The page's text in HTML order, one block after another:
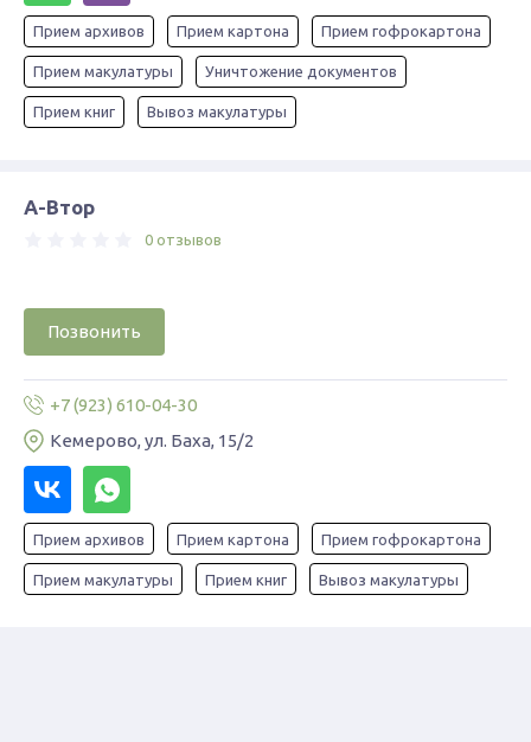
Прием архивов Прием картона Прием гофрокартона
Прием макулатуры Уничтожение документов
Прием книг Вывоз макулатуры
А-Втор
0 отзывов
Позвонить
+7 (923) 610-04-30
Кемерово, ул. Баха, 15/2
Прием архивов Прием картона Прием гофрокартона
Прием макулатуры Прием книг Вывоз макулатуры